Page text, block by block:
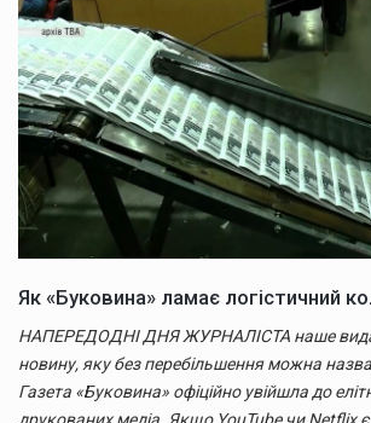
Як «Буковина» ламає логістичний
НАПЕРЕДОДНІ ДНЯ ЖУРНАЛІСТА наше
новину, яку без перебільшення можна
Газета «Буковина» офіційно увійшла до